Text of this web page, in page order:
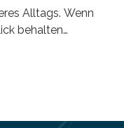
Alltags. Wenn
behalten
Ihnen, Ausgaben